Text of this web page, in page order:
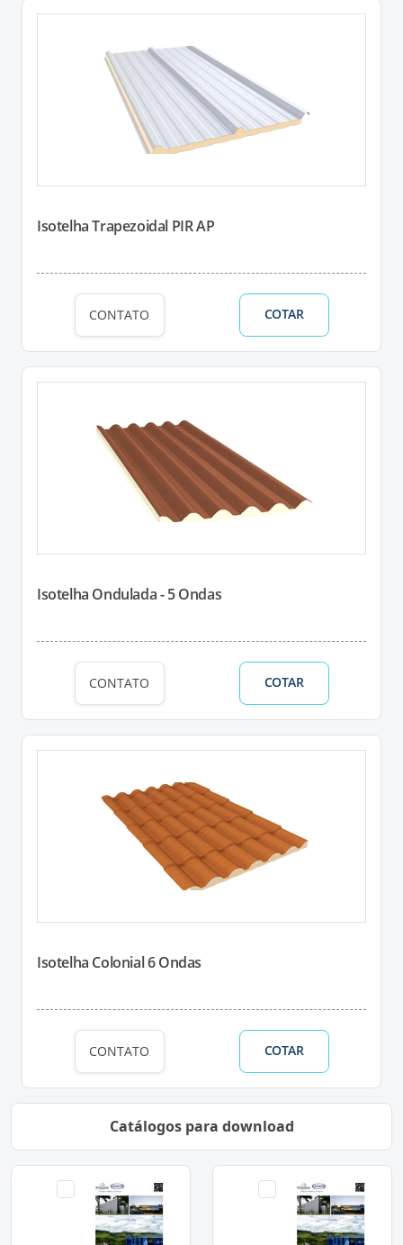
Isotelha Trapezoidal PIR AP
CONTATO COTAR
Isotelha Ondulada - 5 Ondas
CONTATO COTAR
Isotelha Colonial 6 Ondas
CONTATO COTAR
Catálogos para download